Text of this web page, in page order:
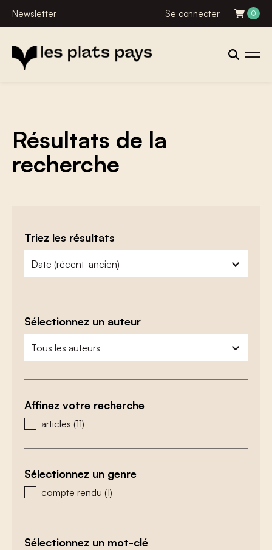
Newsletter Se connecter 0
Résultats de la
recherche
Triez les résultats
zoeken - sorteer
trier le contenu
Sélectionnez un auteur
zoeken - auteurs
sélectionnez le contenu
Affinez votre recherche
zoeken - type
articles (11)
Sélectionnez un genre
zoeken - genre
compte rendu (1)
Sélectionnez un mot-clé